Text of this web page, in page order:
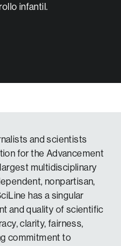
infantil.
and scientists
for the Advancement
multidisciplinary
nonpartisan,
has a singular
and quality of scientific
clarity, fairness,
commitment to